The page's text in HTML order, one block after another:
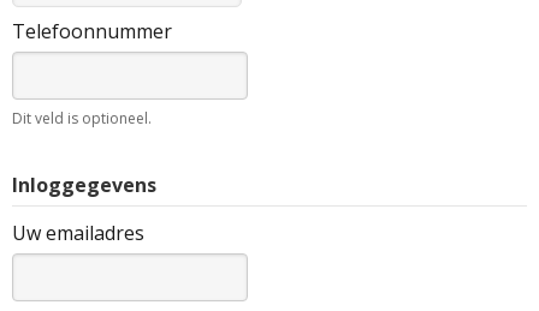
Telefoonnummer
Dit veld is optioneel.
Inloggegevens
Uw emailadres